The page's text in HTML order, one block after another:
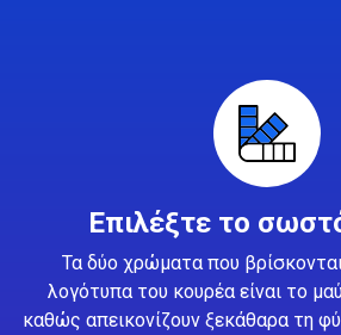
Επιλέξτε το
Τα δύο χρώματα που
λογότυπα του κουρέα είναι το
καθώς απεικονίζουν ξεκάθαρα τη